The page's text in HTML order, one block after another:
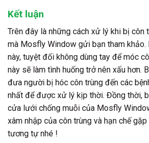
Kết luận
Trên đây là những cách xử lý khi bị côn
mà Mosfly Window gửi bạn tham khảo.
này, tuyệt đối không dùng tay để móc
này sẽ làm tình huống trở nên xấu hơn.
đưa người bị hóc côn trùng đến các
nhất để được xử lý kịp thời. Đồng thời,
cửa lưới chống muỗi của Mosfly
xâm nhập của côn trùng và hạn chế
tương tự nhé !